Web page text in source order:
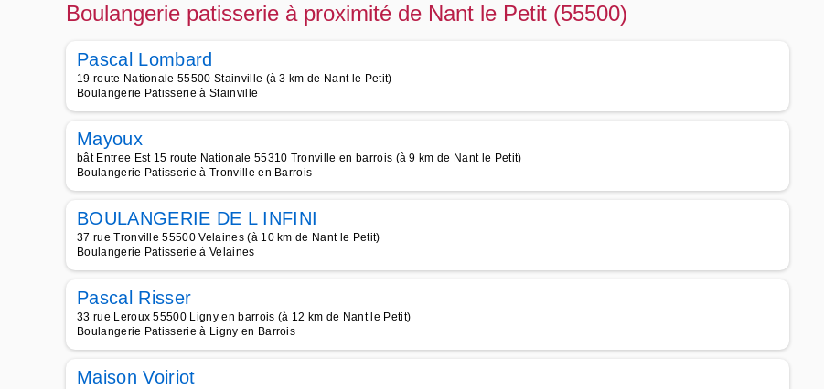
Boulangerie patisserie à proximité de Nant le Petit (55500)
Pascal Lombard
19 route Nationale 55500 Stainville (à 3 km de Nant le Petit)
Boulangerie Patisserie à Stainville
Mayoux
bât Entree Est 15 route Nationale 55310 Tronville en barrois (à 9 km de Nant le Petit)
Boulangerie Patisserie à Tronville en Barrois
BOULANGERIE DE L INFINI
37 rue Tronville 55500 Velaines (à 10 km de Nant le Petit)
Boulangerie Patisserie à Velaines
Pascal Risser
33 rue Leroux 55500 Ligny en barrois (à 12 km de Nant le Petit)
Boulangerie Patisserie à Ligny en Barrois
Maison Voiriot